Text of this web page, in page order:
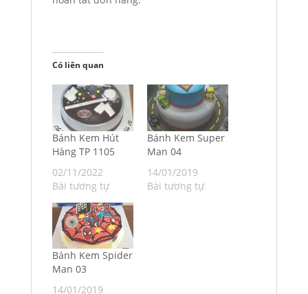
Có liên quan
Bánh Kem Hút
Hàng TP 1105
02/11/2022
Bài tương tự
Bánh Kem Super
Man 04
14/01/2019
Bài tương tự
Bánh Kem Spider
Man 03
14/01/2019